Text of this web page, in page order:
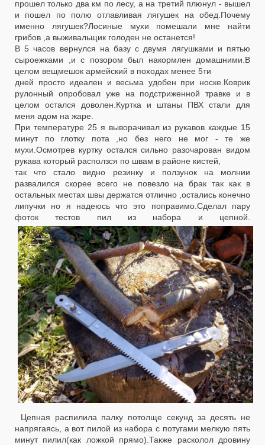
прошел только два км по лесу, а на третий плюнул - вышел
и пошел по полю отлавливая лягушек на обед.Почему
именно лягушек?Лосиные мухи помешали мне найти
грибов ,а выживальщик голоден не останется!
В 5 часов вернулся на базу с двумя лягушками и пятью
сыроежками ,и с позором был накормлен домашними.В
целом вещмешок армейский в походах менее 5ти
дней просто идеален и весьма удобен при носке.Коврик
рулонный опробовал уже на подстриженной травке и в
целом остался доволен.Куртка и штаны ПВХ стали для
меня адом на жаре.
При температуре 25 я выворачивал из рукавов каждые 15
минут по глотку пота ,но без него не мог - те же
мухи.Осмотрев куртку остался сильно разочарован видом
рукава который расползся по швам в районе кистей,
так что стало видно резинку и ползунок на молнии
развалился скорее всего не повезло на брак так как в
остальных местах швы держатся отлично ,остались конечно
липучки но я надеюсь что это поправимо.Сделал пару
фоток тестов пил из набора и цепной.
Цепная распилила палку потолще секунд за десять не
напрягаясь, а вот пилой из набора с потугами мелкую пять
минут пилил(как ложкой прямо).Также расколол дровину